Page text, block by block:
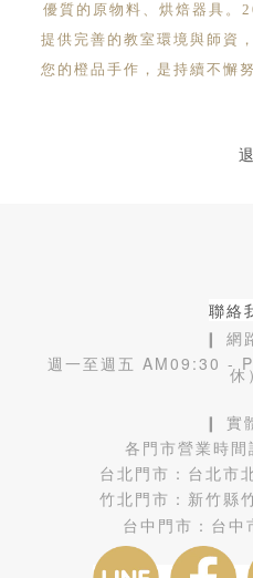
優質的原物料、烘焙器具。
提供完善的教室環境與師資
您的橙品手作，是持續不懈
聯絡
❙ 網
週一至週五 AM09:30 - 休
❙ 實
各門市營業時間
台北門市： 台北市
竹北門市： 新竹縣
台中門市： 台中